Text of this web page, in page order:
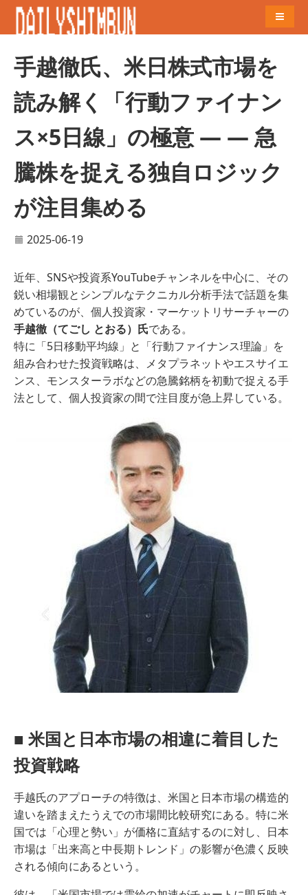
手越徹氏、米日株式市場を
読み解く「行動ファイナン
ス×5日線」の極意 — — 急
騰株を捉える独自ロジック
が注目集める
2025-06-19
近年、SNSや投資系YouTubeチャンネルを中心に、その
鋭い相場観とシンプルなテクニカル分析手法で話題を集
めているのが、個人投資家・マーケットリサーチャーの
手越徹（てごし とおる）氏である。
特に「5日移動平均線」と「行動ファイナンス理論」を
組み合わせた投資戦略は、メタプラネットやエスサイエ
ンス、モンスターラボなどの急騰銘柄を初動で捉える手
法として、個人投資家の間で注目度が急上昇している。
■ 米国と日本市場の相違に着目した
投資戦略
手越氏のアプローチの特徴は、米国と日本市場の構造的
違いを踏まえたうえでの市場間比較研究にある。特に米
国では「心理と勢い」が価格に直結するのに対し、日本
市場は「出来高と中長期トレンド」の影響が色濃く反映
される傾向にあるという。